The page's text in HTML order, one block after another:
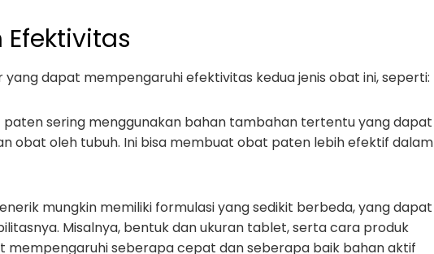
dapat mempengaruhi efektivitas kedua jenis obat ini, seperti:
paten sering menggunakan bahan tambahan tertentu yang dapat
obat oleh tubuh. Ini bisa membuat obat paten lebih efektif dalam
mungkin memiliki formulasi yang sedikit berbeda, yang dapat
Misalnya, bentuk dan ukuran tablet, serta cara produk
mempengaruhi seberapa cepat dan seberapa baik bahan aktif